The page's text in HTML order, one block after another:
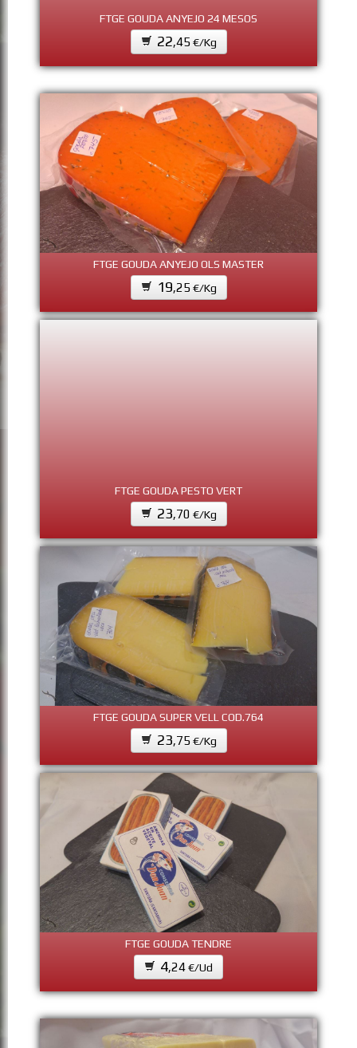
FTGE GOUDA ANYEJO 24 MESOS
22,45 €/Kg
FTGE GOUDA ANYEJO OLS MASTER
19,25 €/Kg
FTGE GOUDA PESTO VERT
23,70 €/Kg
FTGE GOUDA SUPER VELL COD.764
23,75 €/Kg
FTGE GOUDA TENDRE
4,24€/Ud